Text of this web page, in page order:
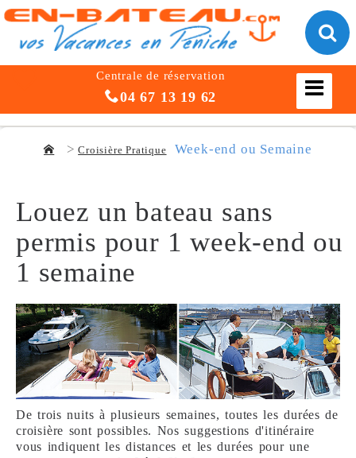
Centrale de réservation
04 67 13 19 62
Croisière Pratique Week-end ou Semaine
Louez un bateau sans
permis pour 1 week-end ou
1 semaine
De trois nuits à plusieurs semaines, toutes les durées de
croisière sont possibles. Nos suggestions d'itinéraire
vous indiquent les distances et les durées pour une